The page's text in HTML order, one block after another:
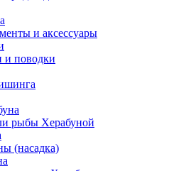
и аксессуары
и поводки
рыбы Херабуной
(насадка)